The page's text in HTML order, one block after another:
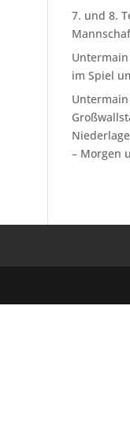
7. und 8.
im Spiel
– Morgen